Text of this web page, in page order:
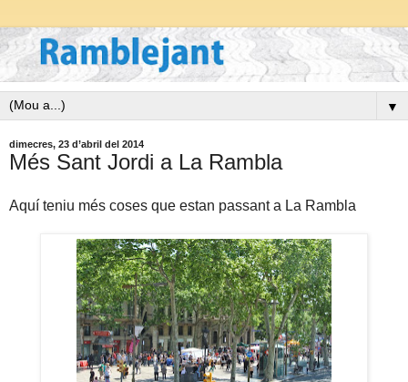
▼
dimecres, 23 d’abril del 2014
Més Sant Jordi a La Rambla
Aquí teniu més coses que estan passant a La Rambla